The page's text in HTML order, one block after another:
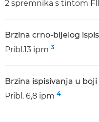
2 spremnika s tintom
Brzina crno-bijelog
Pribl.13 ipm 3
Brzina ispisivanja u boji
Pribl. 6,8 ipm 4